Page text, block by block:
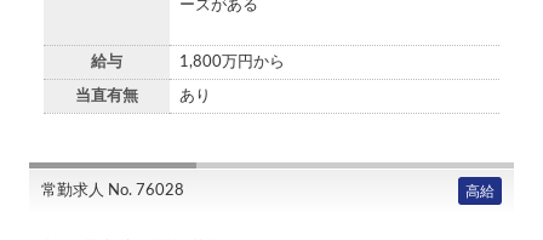
ーズがある
給与 1,800万円から
当直有無 あり
常勤求人 No. 76028 高給